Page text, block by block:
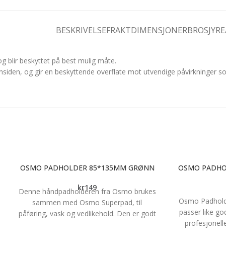
BESKRIVELSEFRAKTDIMENSJONER
blir beskyttet på best mulig måte.
og gir en beskyttende overflate mot utvendige påvirkninger
OSMO PADHOLDER 85*135MM GRØNN
kr149
Denne håndpadholderen fra Osmo brukes
sammen med Osmo Superpad, til
påføring, vask og vedlikehold. Den er godt
OSMO
Osmo
passer like